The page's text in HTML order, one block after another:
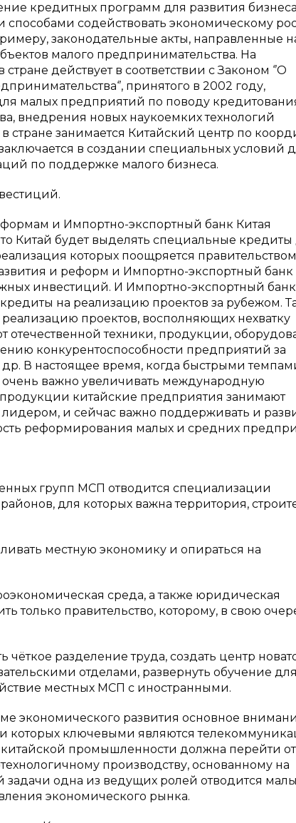
кредитных программ для развития
содействовать экономическому
законодательные акты, направленные
малого предпринимательства. На
действует в соответствии с Законом ‘’О
принятого в 2002 году,
малых предприятий по поводу
внедрения новых наукоемких технологий
стране занимается Китайский центр по
в создании специальных условий
по поддержке малого бизнеса.
и Импортно-экспортный банк Китая
Китай будет выделять специальные кредиты
которых поощряется
и реформ и Импортно-экспортный банк
инвестиций. И Импортно-экспортный банк
на реализацию проектов за рубежом.
проектов, восполняющих нехватку
отечественной техники, продукции,
конкурентоспособности предприятий за
В настоящее время, когда быстрыми
важно увеличивать международную
китайские предприятия занимают
и сейчас важно поддерживать и
реформирования малых и средних
групп МСП отводится специализации
для которых важна территория,
местную экономику и опираться на
среда, а также юридическая
только правительство, которому, в свою
разделение труда, создать центр
отделами, развернуть обучение для
местных МСП с иностранными.
экономического развития основное
которых ключевыми являются
промышленности должна перейти от
производству, основанному на
задачи одна из ведущих ролей отводится
экономического рынка.